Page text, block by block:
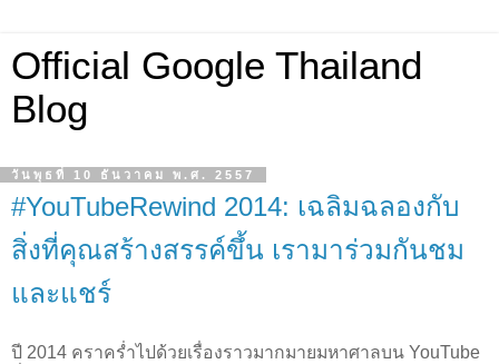
Official Google Thailand
Blog
วันพุธที่ 10 ธันวาคม พ.ศ. 2557
#YouTubeRewind 2014: เฉลิมฉลองกับ
สิ่งที่คุณสร้างสรรค์ขึ้น เรามาร่วมกันชม
และแชร์
ปี 2014 คราคร่ำไปด้วยเรื่องราวมากมายมหาศาลบน YouTube